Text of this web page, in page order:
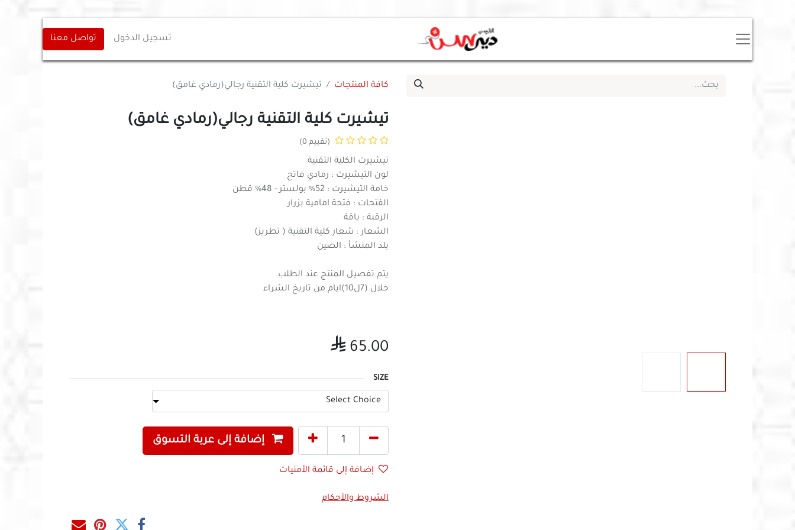
تسجيل الدخول تواصل معنا
كافة المنتجات تيشيرت كلية التقنية رجالي(رمادي غامق)
تيشيرت كلية التقنية رجالي(رمادي غامق)
(تقييم 0)
تيشيرت الكلية التقنية
لون التيشيرت : رمادي فاتح
خامة التيشيرت : 52% بولستر - 48% قطن
الفتحات : فتحة امامية بزرار
الرقبة : ياقة
الشعار : شعار كلية التقنية ( تطريز)
بلد المنشأ : الصين
يتم تفصيل المنتج عند الطلب
خلال (7ل10)ايام من تاريخ الشراء
65.00

SIZE
إضافة إلى عربة التسوق
إضافة إلى قائمة الأمنيات
الشروط والأحكام